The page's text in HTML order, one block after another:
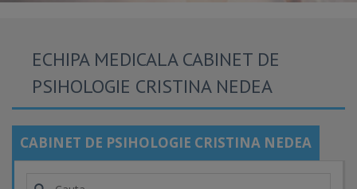
ECHIPA MEDICALA CABINET DE
PSIHOLOGIE CRISTINA NEDEA
CABINET DE PSIHOLOGIE CRISTINA NEDEA